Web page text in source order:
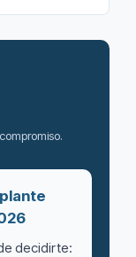
decidirte: